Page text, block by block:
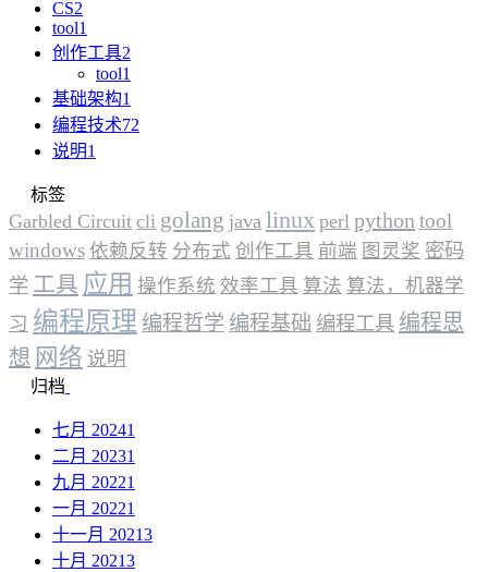
CS2
tool1
创作工具2
tool1
基础架构1
编程技术72
说明1
标签
Garbled Circuit cli golang java linux perl python tool
windows 依赖反转 分布式 创作工具 前端 图灵奖 密码
学 工具 应用 操作系统 效率工具 算法 算法，机器学
习 编程原理 编程哲学 编程基础 编程工具 编程思
想 网络 说明
归档
七月 20241
二月 20231
九月 20221
一月 20221
十一月 20213
十月 20213